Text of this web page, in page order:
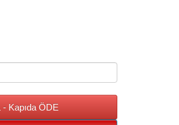
Kapıda ÖDE